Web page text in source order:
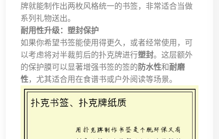
牌就能制作出两枚风格统一的书签，非常适合当做
系列礼物送出。
耐用性升级：塑封保护
如果你希望书签能使用得更久，或者经常使用，可
以考虑将对半裁剪后的扑克牌进行塑封。这层额外
的保护膜可以显著增强书签的签的防水性和耐磨
性，尤其适合用在食谱书或户外阅读等场景。